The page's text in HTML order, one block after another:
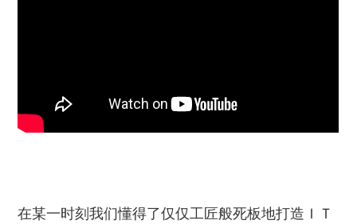
在某一时刻我们懂得了仅仅工匠般死板地打造ＩＴ